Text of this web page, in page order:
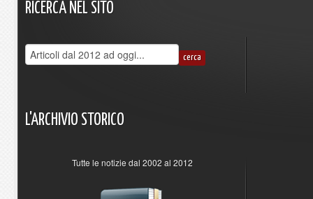
RICERCA NEL SITO
L'ARCHIVIO STORICO
Tutte le notizie dal 2002 al 2012